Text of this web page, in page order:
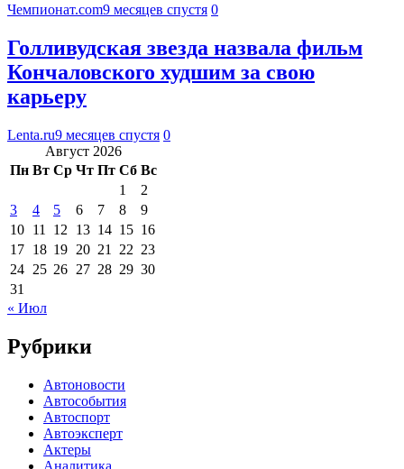
Чемпионат.com9 месяцев спустя 0
Голливудская звезда назвала фильм
Кончаловского худшим за свою
карьеру
Lenta.ru9 месяцев спустя 0
Август 2026
Пн Вт Ср Чт Пт Сб Вс
1
2
3
4 5 6 7 8
9
10 11 12 13 14 15 16
17 18 19 20 21 22 23
24 25 26 27 28 29 30
31
« Июл
Рубрики
Автоновости
Автособытия
Автоспорт
Автоэксперт
Актеры
Аналитика